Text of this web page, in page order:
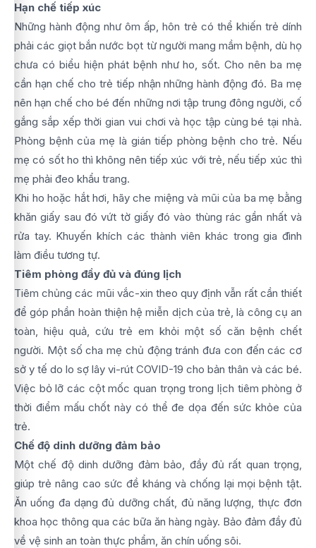
Hạn chế tiếp xúc
Những hành động như ôm ấp, hôn trẻ có thể khiến trẻ dính
phải các giọt bắn nước bọt từ người mang mầm bệnh, dù họ
chưa có biểu hiện phát bệnh như ho, sốt. Cho nên ba mẹ
cần hạn chế cho trẻ tiếp nhận những hành động đó. Ba mẹ
nên hạn chế cho bé đến những nơi tập trung đông người, cố
gắng sắp xếp thời gian vui chơi và học tập cùng bé tại nhà.
Phòng bệnh của mẹ là gián tiếp phòng bệnh cho trẻ. Nếu
mẹ có sốt ho thì không nên tiếp xúc với trẻ, nếu tiếp xúc thì
mẹ phải đeo khẩu trang.
Khi ho hoặc hắt hơi, hãy che miệng và mũi của ba mẹ bằng
khăn giấy sau đó vứt tờ giấy đó vào thùng rác gần nhất và
rửa tay. Khuyến khích các thành viên khác trong gia đình
làm điều tương tự.
Tiêm phòng đầy đủ và đúng lịch
Tiêm chủng các mũi vắc-xin theo quy định vẫn rất cần thiết
để góp phần hoàn thiện hệ miễn dịch của trẻ, là công cụ an
toàn, hiệu quả, cứu trẻ em khỏi một số căn bệnh chết
người. Một số cha mẹ chủ động tránh đưa con đến các cơ
sở y tế do lo sợ lây vi-rút COVID-19 cho bản thân và các bé.
Việc bỏ lỡ các cột mốc quan trọng trong lịch tiêm phòng ở
thời điểm mấu chốt này có thể đe dọa đến sức khỏe của
trẻ.
Chế độ dinh dưỡng đảm bảo
Một chế độ dinh dưỡng đảm bảo, đầy đủ rất quan trọng,
giúp trẻ nâng cao sức đề kháng và chống lại mọi bệnh tật.
Ăn uống đa dạng đủ dưỡng chất, đủ năng lượng, thực đơn
khoa học thông qua các bữa ăn hàng ngày. Bảo đảm đầy đủ
về vệ sinh an toàn thực phẩm, ăn chín uống sôi.